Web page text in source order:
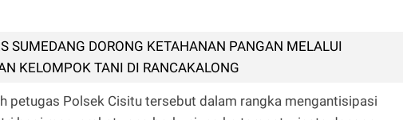
SUMEDANG DORONG KETAHANAN PANGAN MELALUI
KELOMPOK TANI DI RANCAKALONG
petugas Polsek Cisitu tersebut dalam rangka mengantisipasi